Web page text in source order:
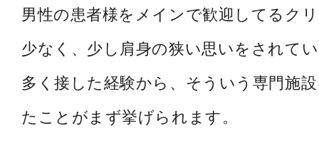
男性の患者様をメインで歓迎してるク
少なく、少し肩身の狭い思いをされて
多く接した経験から、そういう専門施
たことがまず挙げられます。